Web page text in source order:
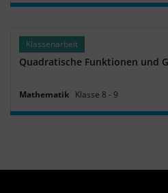
Klassenarbeit
Quadratische Funktionen und
Mathematik Klasse 8 ‐9